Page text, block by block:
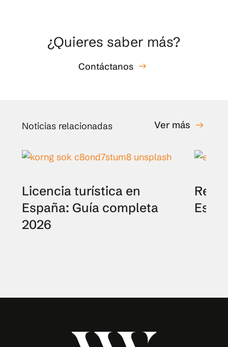
¿Quieres saber más?
Contáctanos east
Noticias relacionadas Ver más east
Licencia turística en
España: Guía completa
2026